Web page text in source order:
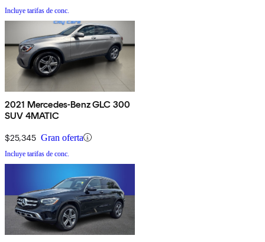
Incluye tarifas de conc.
2021 Mercedes-Benz GLC 300
SUV 4MATIC
$25,345 Gran oferta
Incluye tarifas de conc.